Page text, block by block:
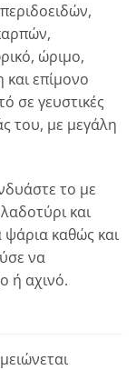
ώριμο,
επίμονο
σε γευστικές
του, με μεγάλη
το με
και
καθώς και
να
ή αχινό.